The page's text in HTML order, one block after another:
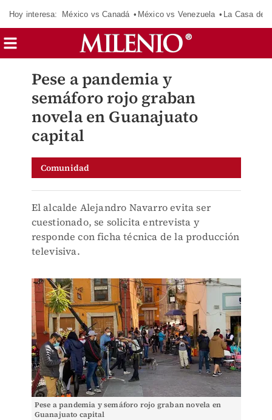
Hoy interesa: México vs Canadá México vs Venezuela La Casa de
Pese a pandemia y
semáforo rojo graban
novela en Guanajuato
capital
Comunidad
El alcalde Alejandro Navarro evita ser
cuestionado, se solicita entrevista y
responde con ficha técnica de la producción
televisiva.
Pese a pandemia y semáforo rojo graban novela en
Guanajuato capital